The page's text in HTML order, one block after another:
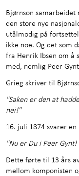
Bjørnson samarbeidet
den store nye
utålmodig på
ikke noe. Og det som
fra Henrik Ibsen om å
med, nemlig Peer
Grieg skriver til
"Saken er den at
nei!"
16. juli 1874 svarer
"Nu er Du i Peer
Dette førte til 13 års
mellom komponisten